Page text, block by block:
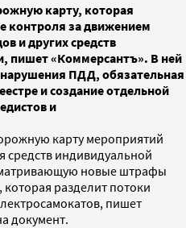
карту, которая
контроля за движением
и других средств
пишет «Коммерсантъ». В ней
ПДД, обязательная
и создание отдельной
и
карту мероприятий
индивидуальной
новые штрафы
разделит потоки
пишет
документ.